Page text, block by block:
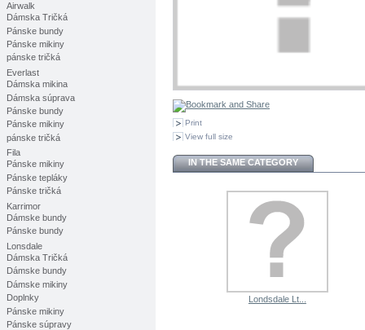
Airwalk
Dámska Tričká
Pánske bundy
Pánske mikiny
pánske tričká
Everlast
Dámska mikina
Dámska súprava
Pánske bundy
Pánske mikiny
pánske tričká
Fila
Pánske mikiny
Pánske tepláky
Pánske tričká
Karrimor
Dámske bundy
Pánske bundy
Lonsdale
Dámska Tričká
Dámske bundy
Dámske mikiny
Doplnky
Pánske mikiny
Pánske súpravy
Print
View full size
IN THE SAME CATEGORY
Londsdale Lt...